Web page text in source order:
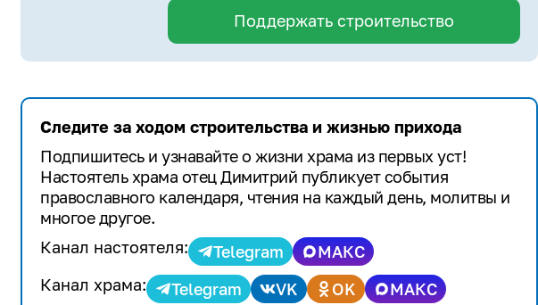
Поддержать строительство
Следите за ходом строительства и жизнью прихода
Подпишитесь и узнавайте о жизни храма из первых уст!
Настоятель храма отец Димитрий публикует события
православного календаря, чтения на каждый день, молитвы и
многое другое.
Канал настоятеля:
Telegram
МАКС
Канал храма:
Telegram VK OK МАКС